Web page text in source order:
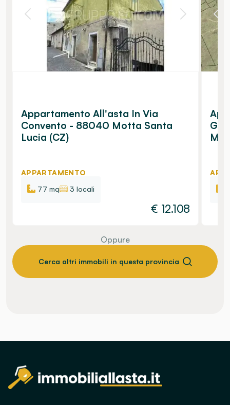
Appartamento All'asta In Via
Convento - 88040 Motta Santa
Lucia (CZ)
APPARTAMENTO
77 mq
3 locali
€ 12.108
Oppure
Cerca altri immobili in questa provincia